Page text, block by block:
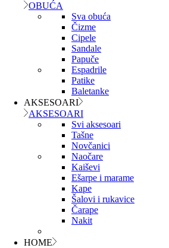
OBUĆA
Sva obuća
Čizme
Cipele
Sandale
Papuče
Espadrile
Patike
Baletanke
AKSESOARI
AKSESOARI
Svi aksesoari
Tašne
Novčanici
Naočare
Kaiševi
Ešarpe i marame
Kape
Šalovi i rukavice
Čarape
Nakit
HOME